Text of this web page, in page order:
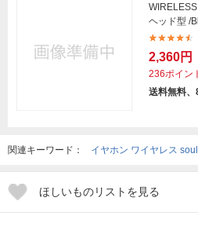
ヘッド型 /
2,360円
236ポイン
送料無料、
関連キーワード： イヤホン ワイヤレス soul
ほしいものリストを見る